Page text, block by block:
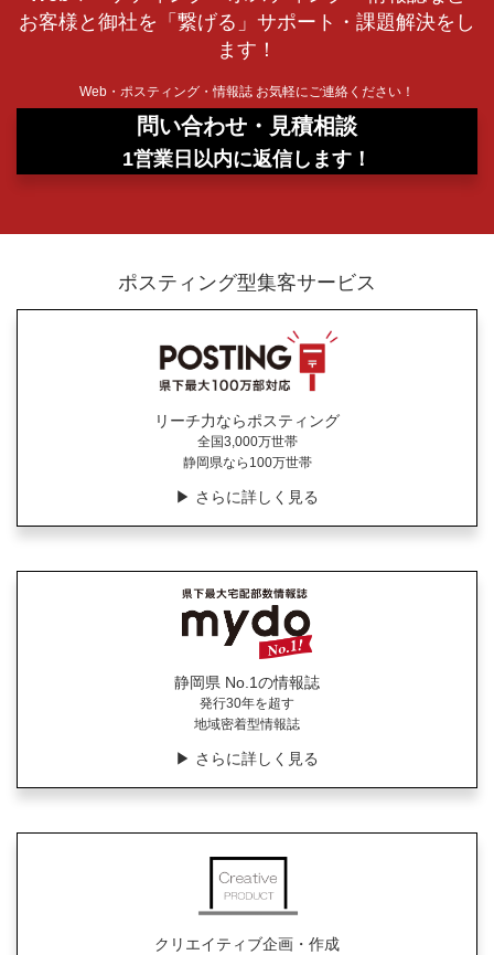
お客様と御社を「繋げる」サポート・課題解決をし
ます！
Web・ポスティング・情報誌 お気軽にご連絡ください！
問い合わせ・見積相談
1営業日以内に返信します！
ポスティング型集客サービス
リーチ力ならポスティング
全国3,000万世帯
静岡県なら100万世帯
▶︎ さらに詳しく見る
静岡県 No.1の情報誌
発行30年を超す
地域密着型情報誌
▶︎ さらに詳しく見る
クリエイティブ企画・作成